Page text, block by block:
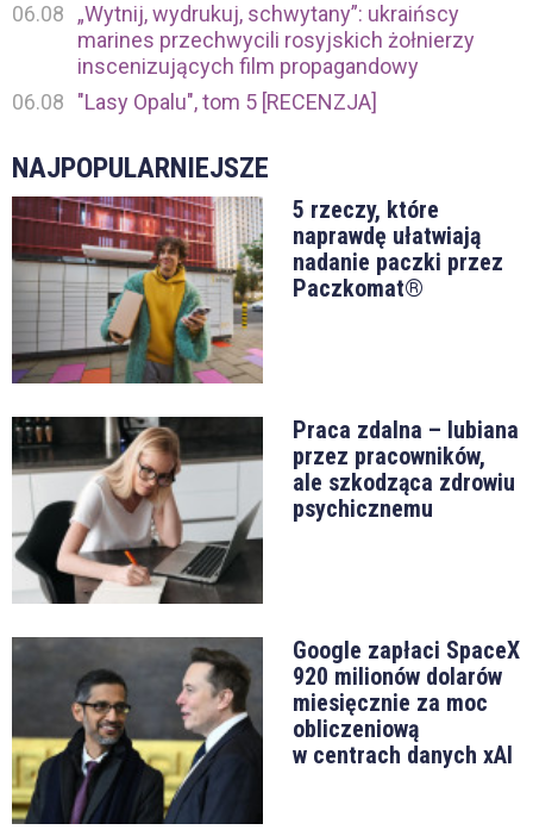
06.08
„Wytnij, wydrukuj, schwytany”: ukraińscy
marines przechwycili rosyjskich żołnierzy
inscenizujących film propagandowy
06.08
"Lasy Opalu", tom 5 [RECENZJA]
NAJPOPULARNIEJSZE
5 rzeczy, które
naprawdę ułatwiają
nadanie paczki przez
Paczkomat®
Praca zdalna – lubiana
przez pracowników,
ale szkodząca zdrowiu
psychicznemu
Google zapłaci SpaceX
920 milionów dolarów
miesięcznie za moc
obliczeniową
w centrach danych xAI